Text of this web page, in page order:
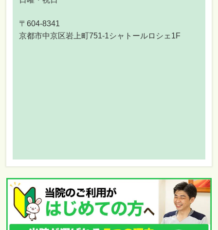
〒604-8341
京都市中京区岩上町751-1シャトールロシェ1F